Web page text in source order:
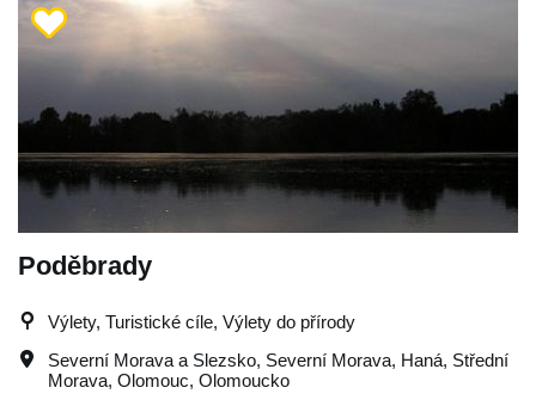
Poděbrady
Výlety, Turistické cíle, Výlety do přírody
Severní Morava a Slezsko, Severní Morava, Haná, Střední
Morava, Olomouc, Olomoucko